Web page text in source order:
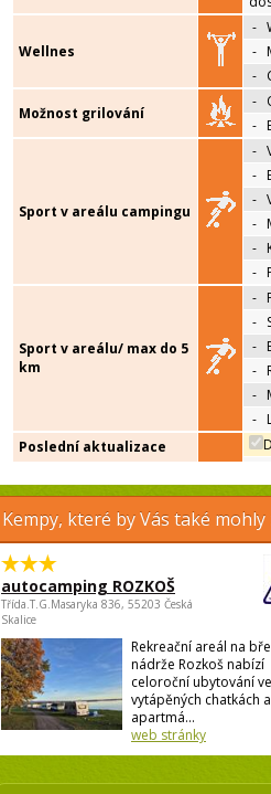
Wellnes
-
-
-
Možnost grilování
-
-
Sport v areálu campingu
-
-
-
-
-
-
Sport v areálu/ max do 5
km
-
-
-
-
-
-
Poslední aktualizace
Kempy, které by Vás také
autocamping ROZKOŠ
Třída.T.G.Masaryka 836, 55203 Česká
Skalice
Rekreační areál na
nádrže Rozkoš nabízí
celoroční ubytování ve
vytápěných chatkách
apartmá...
web stránky